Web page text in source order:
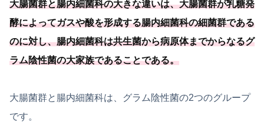
大腸菌群と腸内細菌科の大きな違いは、大腸菌群が乳糖発
酵によってガスや酸を形成する腸内細菌科の細菌群である
のに対し、腸内細菌科は共生菌から病原体までからなるグ
ラム陰性菌の大家族であることである。
大腸菌群と腸内細菌科は、グラム陰性菌の2つのグループ
です。